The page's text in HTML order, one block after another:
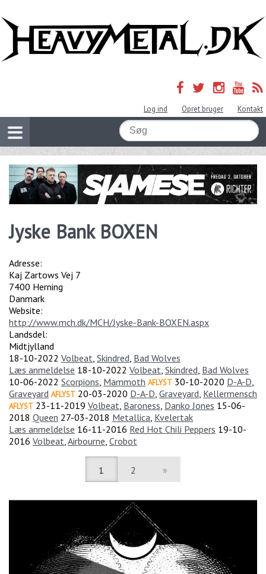
Log ind Opret bruger Kontakt
Jyske Bank BOXEN
Adresse:
Kaj Zartows Vej 7
7400 Herning
Danmark
Website:
http://www.mch.dk/MCH/Jyske-Bank-BOXEN.aspx
Landsdel:
Midtjylland
18-10-2022 Volbeat Skindred Bad Wolves
Læs anmeldelse 18-10-2022 Volbeat Skindred Bad Wolves
10-06-2022 Scorpions Mammoth AFLYST 30-10-2020 D-A-D
Graveyard AFLYST 20-03-2020 D-A-D Graveyard Kellermensch
AFLYST 23-11-2019 Volbeat Baroness Danko Jones 15-06-
2018 Queen 27-03-2018 Metallica Kvelertak
Læs anmeldelse 16-11-2016 Red Hot Chili Peppers 19-10-
2016 Volbeat Airbourne Crobot
1 2 »